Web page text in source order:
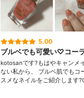
5.00
ブルベでも可愛い♡コー
kotosanです?もはやキャンメ
ない私から、 ブルベ肌でもコ
スメなネイルをご紹介します